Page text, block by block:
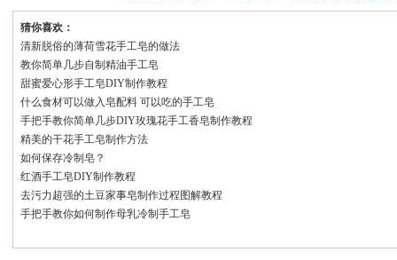
猜你喜欢：
清新脱俗的薄荷雪花手工皂的做法
教你简单几步自制精油手工皂
甜蜜爱心形手工皂DIY制作教程
什么食材可以做入皂配料 可以吃的手工皂
手把手教你简单几步DIY玫瑰花手工香皂制作教程
精美的干花手工皂制作方法
如何保存冷制皂？
红酒手工皂DIY制作教程
去污力超强的土豆家事皂制作过程图解教程
手把手教你如何制作母乳冷制手工皂